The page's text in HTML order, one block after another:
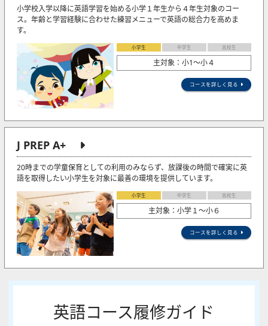
小学校入学以降に英語学習を始める小学１年生から４年生対象のコー
ス。年齢と学習経験に合わせた練習メニューで英語の総合力を高めま
す。
小学生 中学生 高校生
主対象：小1〜小４
コースを詳しく見る
J PREP A+
20時までの学童保育としての利用のみならず、放課後の時間で確実に英
語を取得したい小学生を対象に最善の環境を提供しています。
小学生 中学生 高校生
主対象：小学１～小６
コースを詳しく見る
英語コース履修ガイド